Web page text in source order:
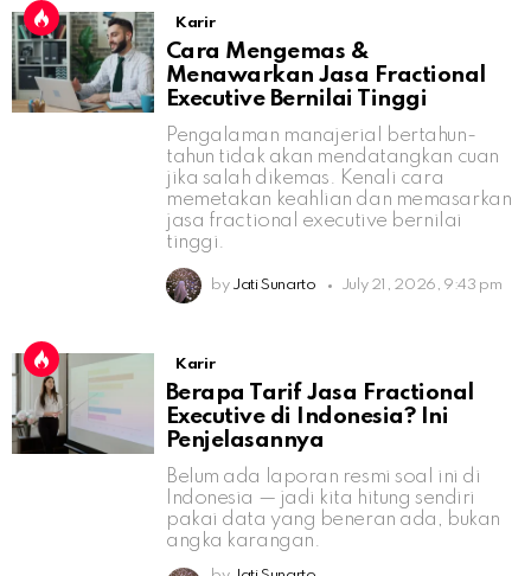
Karir
Cara Mengemas &
Menawarkan Jasa Fractional
Executive Bernilai Tinggi
Pengalaman manajerial bertahun-
tahun tidak akan mendatangkan cuan
jika salah dikemas. Kenali cara
memetakan keahlian dan memasarkan
jasa fractional executive bernilai
tinggi.
by Jati Sunarto July 21, 2026, 9:43 pm
Karir
Berapa Tarif Jasa Fractional
Executive di Indonesia? Ini
Penjelasannya
Belum ada laporan resmi soal ini di
Indonesia — jadi kita hitung sendiri
pakai data yang beneran ada, bukan
angka karangan.